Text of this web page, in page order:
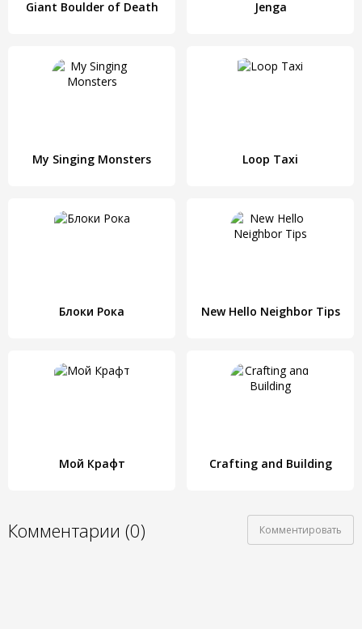
Giant Boulder of Death Jenga
My Singing Monsters Loop Taxi
Блоки Рока New Hello Neighbor Tips
Мой Крафт Crafting and Building
Комментарии (0) Комментировать